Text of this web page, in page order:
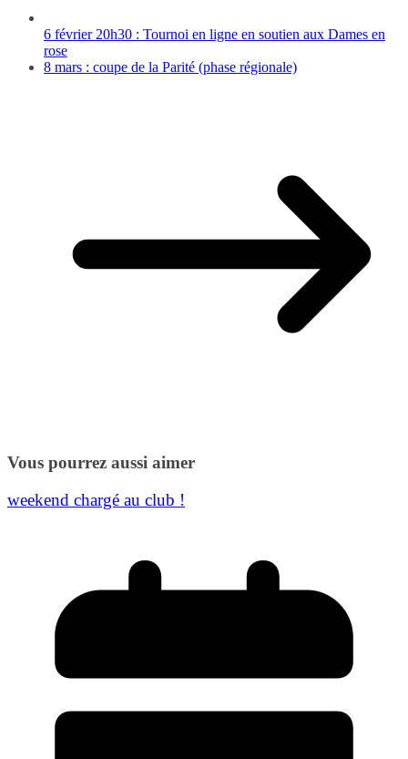
6 février 20h30 : Tournoi en ligne en soutien aux Dames en
rose
8 mars : coupe de la Parité (phase régionale)
Vous pourrez aussi aimer
weekend chargé au club !